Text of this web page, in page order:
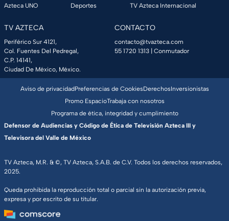
Azteca UNO
Deportes
TV Azteca Internacional
TV AZTECA
Periférico Sur 4121,
Col. Fuentes Del Pedregal,
C.P. 14141,
Ciudad De México, México.
CONTACTO
contacto@tvazteca.com
55 1720 1313 | Conmutador
TV Azteca, M.R. & ©, TV Azteca, S.A.B. de C.V. Todos los derechos reservados,
2025.
Queda prohibida la reproducción total o parcial sin la autorización previa,
expresa y por escrito de su titular.
Aviso de privacidadPreferencias de CookiesDerechosInversionistas
Promo EspacioTrabaja con nosotros
Programa de ética, integridad y cumplimiento
Defensor de Audiencias y Código de Ética de Televisión Azteca III y
Televisora del Valle de México